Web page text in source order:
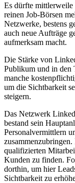
Es dürfte
reinen Job-Börsen
Netzwerke, bestens
auch neue Aufträge
aufmerksam macht.
Die Stärke von
Publikum und in den
manche
um die Sichtbarkeit
steigern.
Das Netzwerk
bestand sein
Personalvermittlern
qualifizierten
Kunden zu finden.
dorthin, um hier
Sichtbarkeit zu